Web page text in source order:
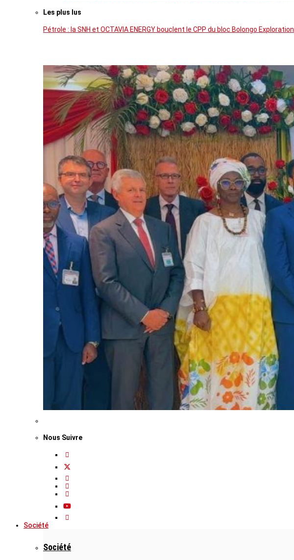
Les plus lus
Pétrole : la SNH et OCTAVIA ENERGY bouclent le CPP du bloc Bolongo Exploration
Nous Suivre
Société
Société